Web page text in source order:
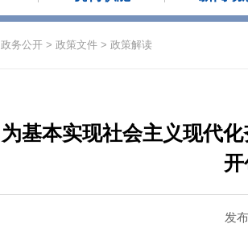
政务公开 > 政策文件 > 政策解读
为基本实现社会主义现代
发